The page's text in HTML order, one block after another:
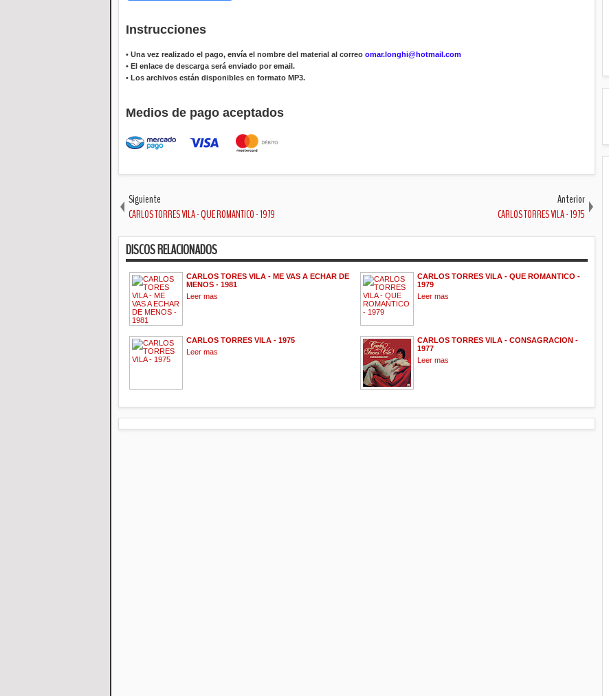
Instrucciones
• Una vez realizado el pago, envía el nombre del material al correo omar.longhi@hotmail.com
• El enlace de descarga será enviado por email.
• Los archivos están disponibles en formato MP3.
Medios de pago aceptados
Siguiente
CARLOS TORRES VILA - QUE ROMANTICO - 1979
Anterior
CARLOS TORRES VILA - 1975
DISCOS RELACIONADOS
CARLOS TORES VILA - ME VAS A ECHAR DE
MENOS - 1981
Leer mas
CARLOS TORRES VILA - QUE ROMANTICO -
1979
Leer mas
CARLOS TORRES VILA - 1975
Leer mas
CARLOS TORRES VILA - CONSAGRACION -
1977
Leer mas